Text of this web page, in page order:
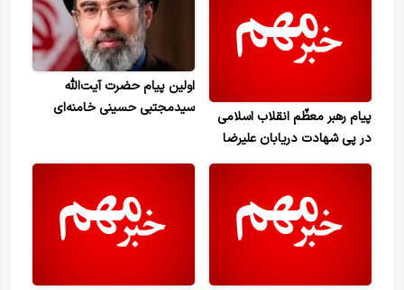
پیام رهبر معظّم انقلاب اسلامی
در پی شهادت دریابان علیرضا
تنگسیری
اولین پیام حضرت آیت‌الله
سیدمجتبی حسینی خامنه‌ای